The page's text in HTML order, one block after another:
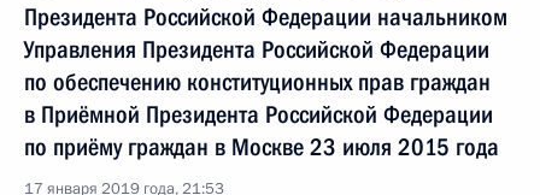
Президента Российской Федерации начальником
Управления Президента Российской Федерации
по обеспечению конституционных прав граждан
в Приёмной Президента Российской Федерации
по приёму граждан в Москве 23 июля 2015 года
17 января 2019 года, 21:53